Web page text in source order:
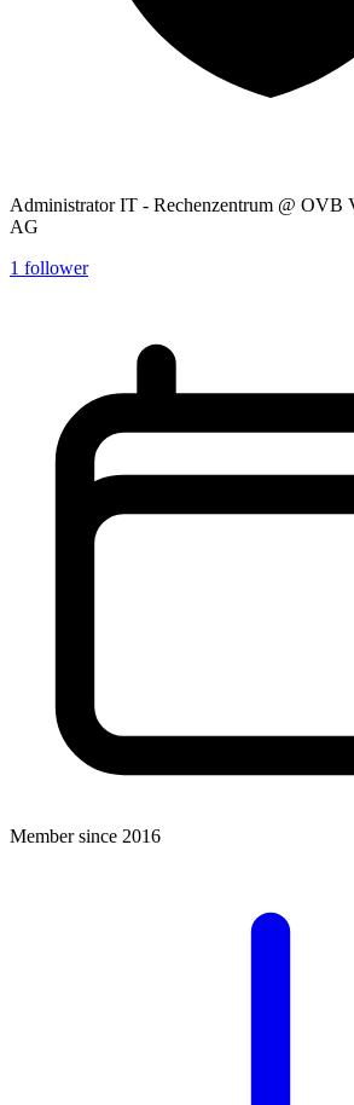
Administrator IT - Rechenzentrum @ OVB
AG
1 follower
Member since 2016